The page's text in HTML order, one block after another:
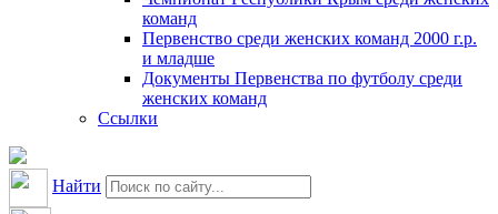
команд
Первенство среди женских команд 2000 г.р.
и младше
Документы Первенства по футболу среди
женских команд
Ссылки
Найти